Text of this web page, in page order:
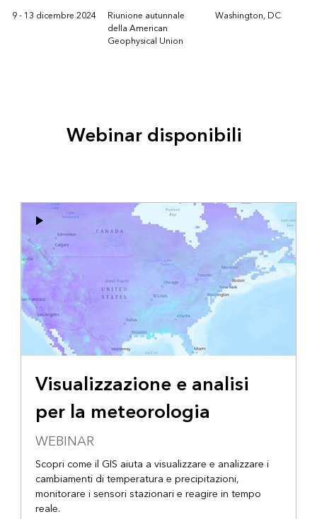
9 - 13 dicembre 2024
Riunione autunnale
della American
Geophysical Union
Washington, DC
Webinar disponibili
Visualizzazione e analisi
per la meteorologia
WEBINAR
Scopri come il GIS aiuta a visualizzare e analizzare i
cambiamenti di temperatura e precipitazioni,
monitorare i sensori stazionari e reagire in tempo
reale.